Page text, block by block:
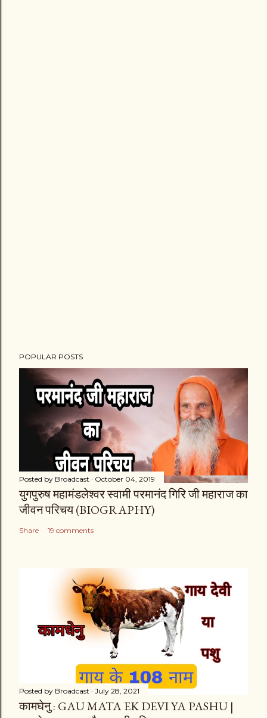
POPULAR POSTS
Posted by Broadcast October 04, 2019
युगपुरुष महामंडलेश्वर स्वामी परमानंद गिरि जी महाराज का
जीवन परिचय (BIOGRAPHY)
Share 19 comments
Posted by Broadcast July 28, 2021
कामघेनु : GAU MATA EK DEVI YA PASHU |